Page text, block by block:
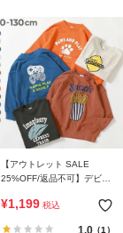
【アウトレット SALE
25%OFF/返品不可】デビラ
トレーナー
¥1,199 税込
1.0（1）